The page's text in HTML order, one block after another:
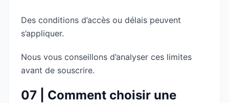
Des conditions d’accès ou délais peuvent
s’appliquer.
Nous vous conseillons d’analyser ces limites
avant de souscrire.
07 | Comment choisir une